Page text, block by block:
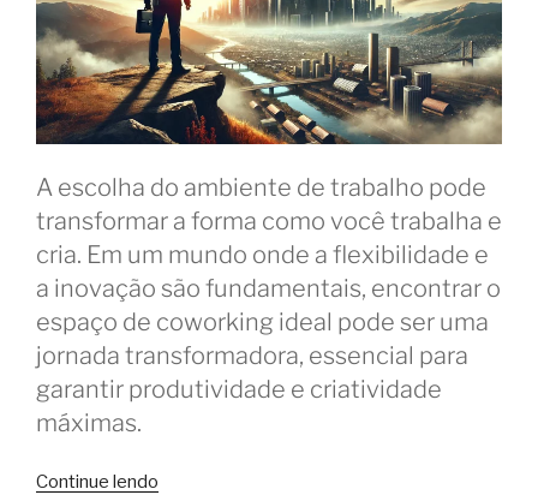
frente”
A escolha do ambiente de trabalho pode
transformar a forma como você trabalha e
cria. Em um mundo onde a flexibilidade e
a inovação são fundamentais, encontrar o
espaço de coworking ideal pode ser uma
jornada transformadora, essencial para
garantir produtividade e criatividade
máximas.
Continue lendo